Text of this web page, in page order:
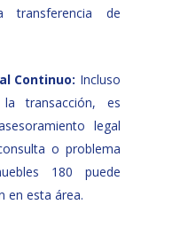
transferencia de
Continuo: Incluso
transacción, es
legal
o problema
180 puede
en esta área.